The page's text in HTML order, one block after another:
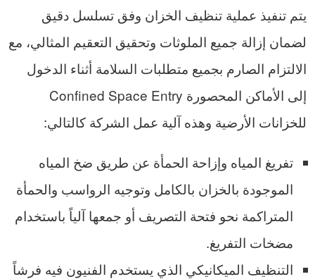
يتم تنفيذ عملية تنظيف الخزان وفق تسلسل دقيق
لضمان إزالة جميع الملوثات وتحقيق التعقيم المثالي، مع
الالتزام الصارم بجميع متطلبات السلامة أثناء الدخول
إلى الأماكن المحصورة Confined Space Entry
للخزانات الأرضية وهذه آلية عمل الشركة كالتالي:
تفريغ المياه وإزاحة الحمأة عن طريق ضخ المياه
الموجودة بالخزان بالكامل وتوجيه الرواسب والحمأة
المتراكمة نحو فتحة التصريف أو جمعها آلياً باستخدام
مضخات التفريغ.
التنظيف الميكانيكي الذي يستخدم الفنيون فيه فرشاً